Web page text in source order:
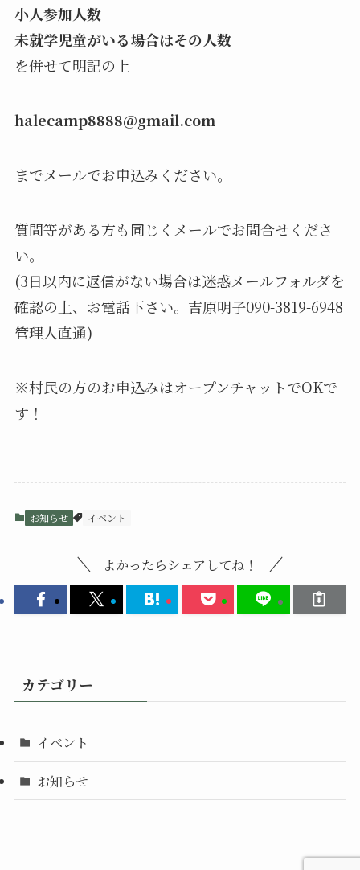
小人参加人数
未就学児童がいる場合はその人数
を併せて明記の上
halecamp8888@gmail.com
までメールでお申込みください。
質問等がある方も同じくメールでお問合せくださ
い。
(3日以内に返信がない場合は迷惑メールフォルダを
確認の上、お電話下さい。吉原明子090-3819-6948
管理人直通)
※村民の方のお申込みはオープンチャットでOKで
す！
お知らせ イベント
よかったらシェアしてね！
カテゴリー
イベント
お知らせ